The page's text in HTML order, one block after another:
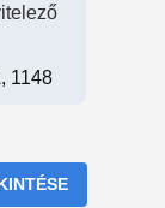
1148